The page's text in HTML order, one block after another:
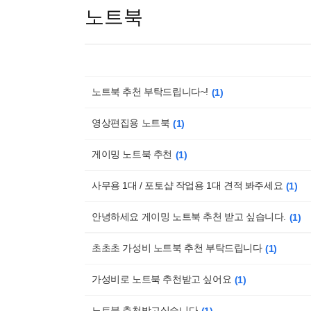
노트북
노트북 추천 부탁드립니다~! 1
영상편집용 노트북 1
게이밍 노트북 추천 1
사무용 1대 / 포토샵 작업용 1대 견적 봐주세요 1
안녕하세요 게이밍 노트북 추천 받고 싶습니다. 1
초초초 가성비 노트북 추천 부탁드립니다 1
가성비로 노트북 추천받고 싶어요 1